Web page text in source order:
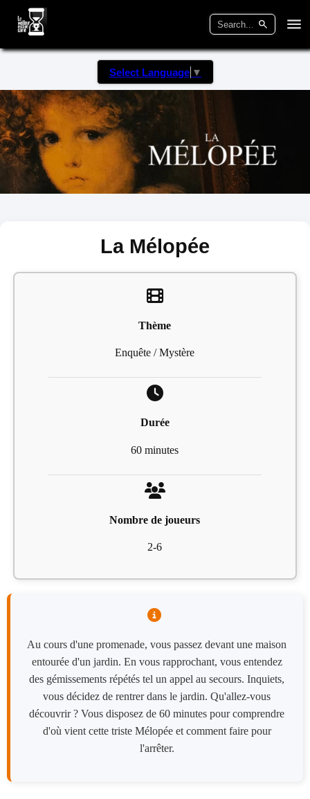
Select Language ▼
La Mélopée
Thème
Enquête / Mystère
Durée
60 minutes
Nombre de joueurs
2-6
Au cours d'une promenade, vous passez devant une maison
entourée d'un jardin. En vous rapprochant, vous entendez
des gémissements répétés tel un appel au secours. Inquiets,
vous décidez de rentrer dans le jardin. Qu'allez-vous
découvrir ? Vous disposez de 60 minutes pour comprendre
d'où vient cette triste Mélopée et comment faire pour
l'arrêter.